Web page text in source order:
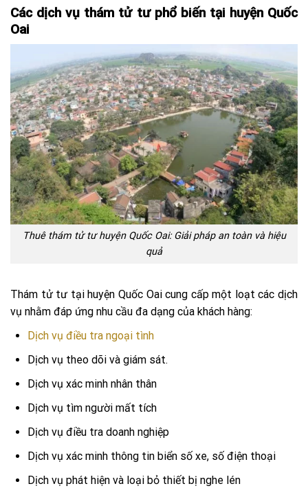
Các dịch vụ thám tử tư phổ biến tại huyện Quốc
Oai
Thuê thám tử tư huyện Quốc Oai: Giải pháp an toàn và hiệu
quả
Thám tử tư tại huyện Quốc Oai cung cấp một loạt các dịch
vụ nhằm đáp ứng nhu cầu đa dạng của khách hàng:
Dịch vụ điều tra ngoại tình
Dịch vụ theo dõi và giám sát.
Dịch vụ xác minh nhân thân
Dịch vụ tìm người mất tích
Dịch vụ điều tra doanh nghiệp
Dịch vụ xác minh thông tin biển số xe, số điện thoại
Dịch vụ phát hiện và loại bỏ thiết bị nghe lén